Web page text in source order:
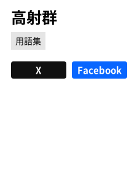
高射群
用語集
X Facebook